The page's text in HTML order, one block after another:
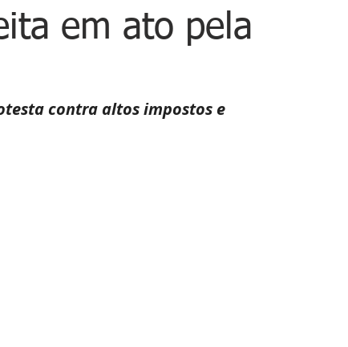
em ato pela
contra altos impostos e